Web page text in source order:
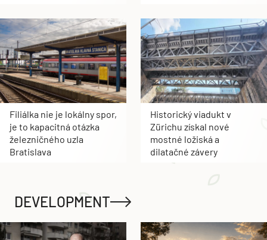
Filiálka nie je lokálny spor,
je to kapacitná otázka
železničného uzla
Bratislava
Historický viadukt v
Zürichu získal nové
mostné ložiská a
dilatačné závery
DEVELOPMENT